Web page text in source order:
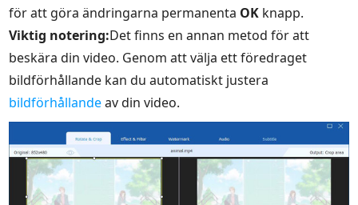
för att göra ändringarna permanenta OK knapp.
Viktig notering:Det finns en annan metod för att
beskära din video. Genom att välja ett föredraget
bildförhållande kan du automatiskt justera
bildförhållandeav din video.